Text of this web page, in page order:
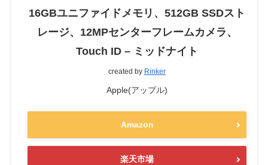
16GBユニファイドメモリ、512GB SSDスト
レージ、12MPセンターフレームカメラ、
Touch ID – ミッドナイト
created by Rinker
Apple(アップル)
Amazon
楽天市場